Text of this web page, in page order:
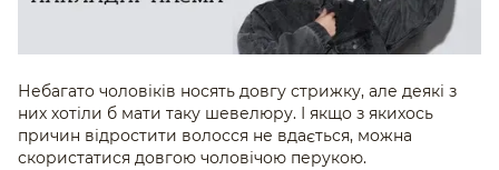
Небагато чоловіків носять довгу стрижку, але деякі з
них хотіли б мати таку шевелюру. І якщо з якихось
причин відростити волосся не вдається, можна
скористатися довгою чоловічою перукою.